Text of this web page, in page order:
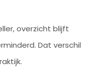
overzicht blijft
Dat verschil